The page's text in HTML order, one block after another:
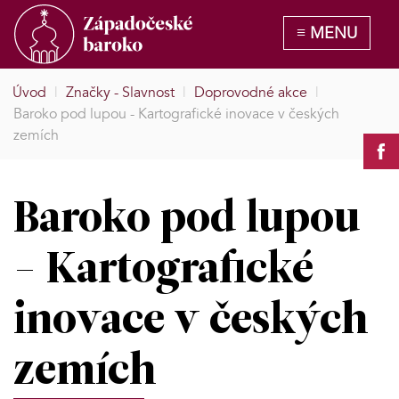
Úvod | Značky - Slavnost | Doprovodné akce |
Baroko pod lupou - Kartografické inovace v českých
zemích
Baroko pod lupou
- Kartografické
inovace v českých
zemích